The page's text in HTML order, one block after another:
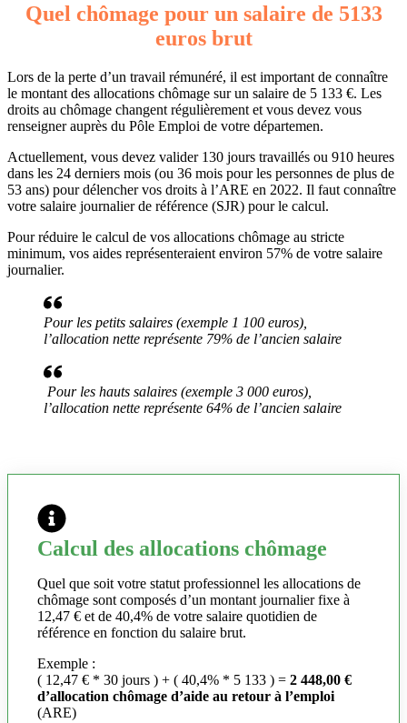
Quel chômage pour un salaire de 5133
euros brut
Lors de la perte d’un travail rémunéré, il est important de connaître
le montant des allocations chômage sur un salaire de 5 133 €. Les
droits au chômage changent régulièrement et vous devez vous
renseigner auprès du Pôle Emploi de votre départemen.
Actuellement, vous devez valider 130 jours travaillés ou 910 heures
dans les 24 derniers mois (ou 36 mois pour les personnes de plus de
53 ans) pour délencher vos droits à l’ARE en 2022. Il faut connaître
votre salaire journalier de référence (SJR) pour le calcul.
Pour réduire le calcul de vos allocations chômage au stricte
minimum, vos aides représenteraient environ 57% de votre salaire
journalier.
Pour les petits salaires (exemple 1 100 euros),
l’allocation nette représente 79% de l’ancien salaire
Pour les hauts salaires (exemple 3 000 euros),
l’allocation nette représente 64% de l’ancien salaire
Calcul des allocations chômage
Quel que soit votre statut professionnel les allocations de
chômage sont composés d’un montant journalier fixe à
12,47 € et de 40,4% de votre salaire quotidien de
référence en fonction du salaire brut.
Exemple :
( 12,47 € * 30 jours ) + ( 40,4% * 5 133 ) = 2 448,00 €
d’allocation chômage d’aide au retour à l’emploi
(ARE)